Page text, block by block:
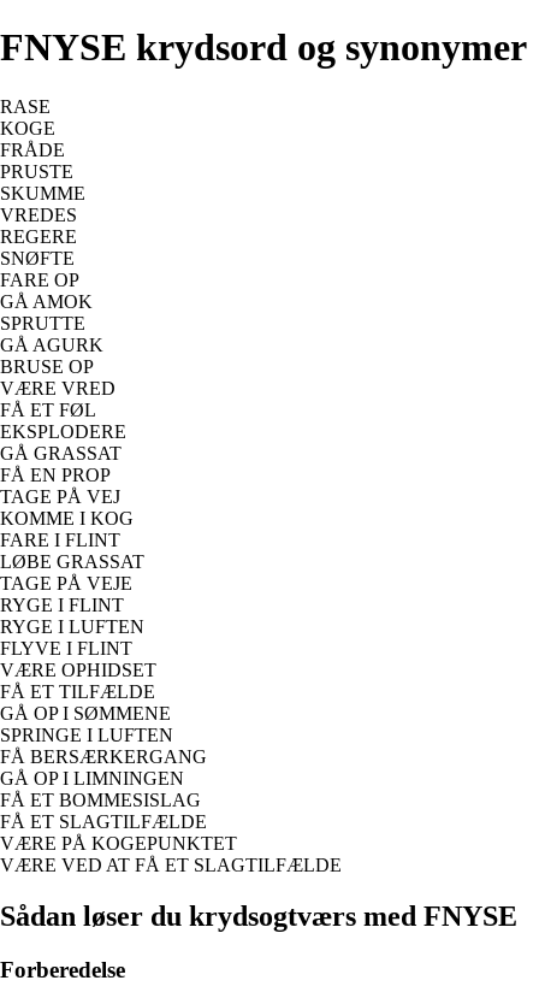
FNYSE krydsord og synonymer
RASE
KOGE
FRÅDE
PRUSTE
SKUMME
VREDES
REGERE
SNØFTE
FARE OP
GÅ AMOK
SPRUTTE
GÅ AGURK
BRUSE OP
VÆRE VRED
FÅ ET FØL
EKSPLODERE
GÅ GRASSAT
FÅ EN PROP
TAGE PÅ VEJ
KOMME I KOG
FARE I FLINT
LØBE GRASSAT
TAGE PÅ VEJE
RYGE I FLINT
RYGE I LUFTEN
FLYVE I FLINT
VÆRE OPHIDSET
FÅ ET TILFÆLDE
GÅ OP I SØMMENE
SPRINGE I LUFTEN
FÅ BERSÆRKERGANG
GÅ OP I LIMNINGEN
FÅ ET BOMMESISLAG
FÅ ET SLAGTILFÆLDE
VÆRE PÅ KOGEPUNKTET
VÆRE VED AT FÅ ET SLAGTILFÆLDE
Sådan løser du krydsogtværs med FNYSE
Forberedelse